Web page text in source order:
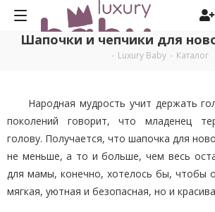
Шапочки и чепчики для
- Luxury Baby - Каталог
Народная мудрость учит держать
поколений говорит, что младенец
голову. Получается, что шапочка для
не меньше, а то и больше, чем весь
для мамы, конечно, хотелось бы, чтобы
мягкая, уютная и безопасная, но и